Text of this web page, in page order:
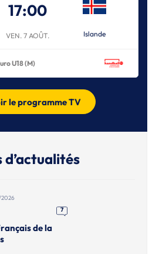
17:00
VEN. 7 AOÛT. Islande
U18 (M)
le programme TV
d’actualités
7
de la